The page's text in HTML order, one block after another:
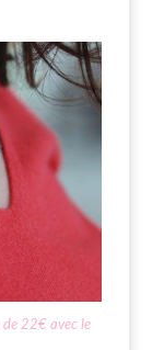
de 22€ avec le